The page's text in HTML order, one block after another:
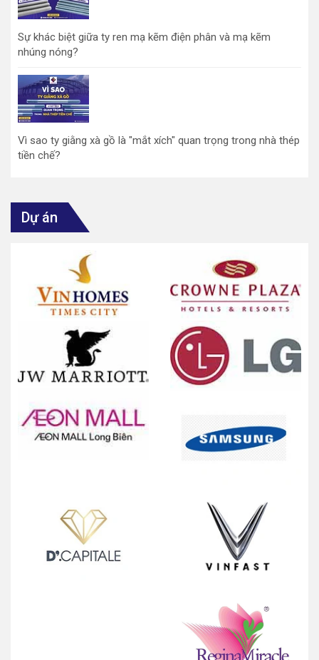
Sự khác biệt giữa ty ren mạ kẽm điện phân và mạ kẽm
nhúng nóng?
Vì sao ty giằng xà gồ là "mắt xích" quan trọng trong nhà thép
tiền chế?
Dự án